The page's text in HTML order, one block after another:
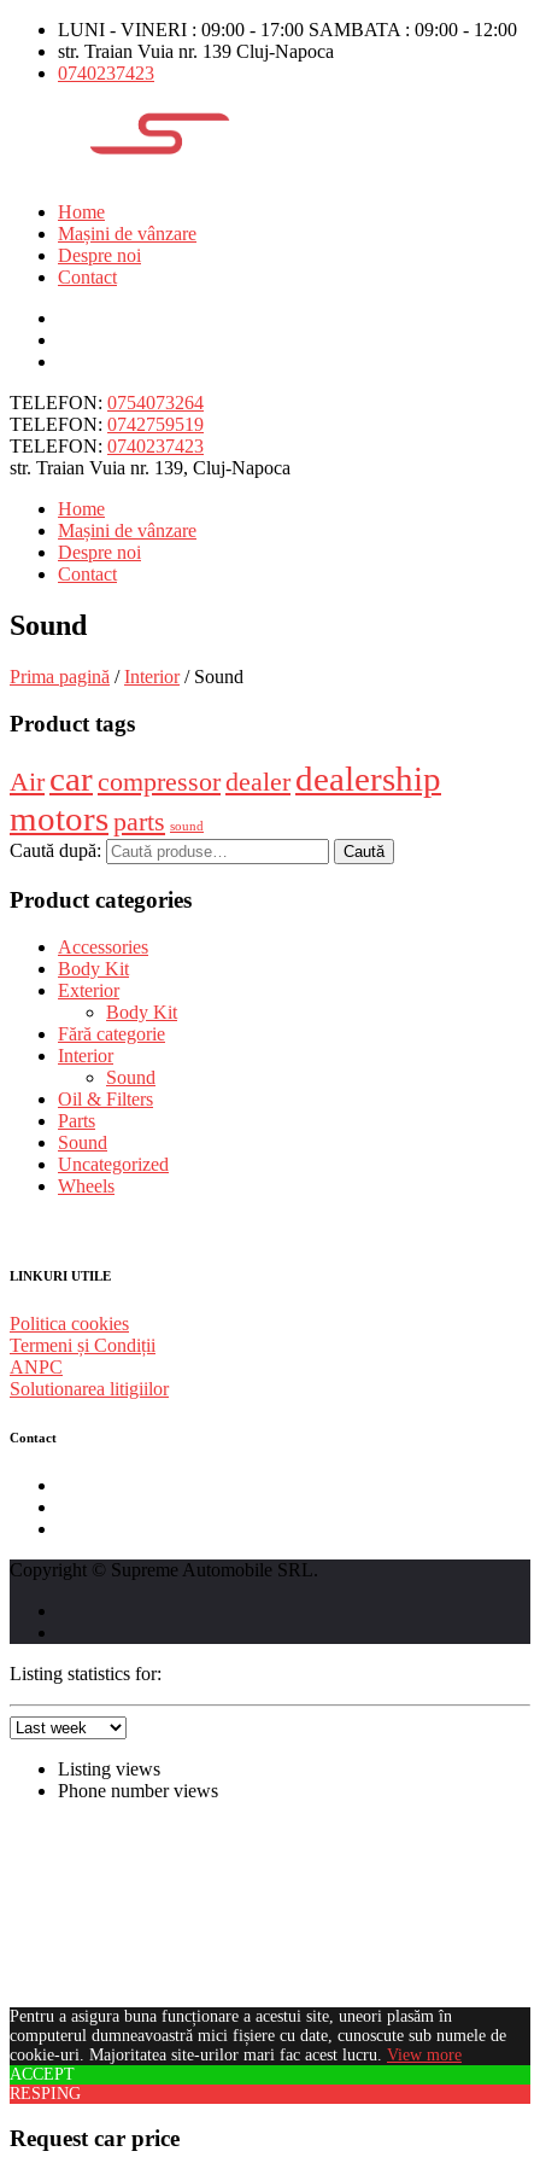
LUNI - VINERI : 09:00 - 17:00 SAMBATA : 09:00 - 12:00
str. Traian Vuia nr. 139 Cluj-Napoca
0740237423
Home
Mașini de vânzare
Despre noi
Contact
TELEFON: 0754073264
TELEFON: 0742759519
TELEFON: 0740237423
str. Traian Vuia nr. 139, Cluj-Napoca
Home
Mașini de vânzare
Despre noi
Contact
Sound
Prima pagină /Interior/ Sound
Product tags
Air carcompressordealer dealership
motorsparts sound
Caută după: Caută
Product categories
Accessories
Body Kit
Exterior
Body Kit
Fără categorie
Interior
Sound
Oil & Filters
Parts
Sound
Uncategorized
Wheels
LINKURI UTILE
Politica cookies
Termeni și Condiții
ANPC
Solutionarea litigiilor
Contact
Copyright © Supreme Automobile SRL.
Listing statistics for:
Listing views
Phone number views
Pentru a asigura buna funcționare a acestui site, uneori plasăm în
computerul dumneavoastră mici fișiere cu date, cunoscute sub numele de
cookie-uri. Majoritatea site-urilor mari fac acest lucru. View more
ACCEPT
RESPING
Request car price